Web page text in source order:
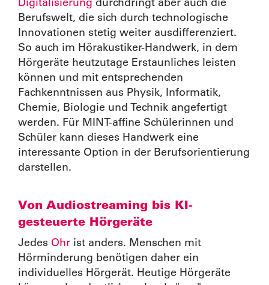
Berufswelt, die sich durch technologische
Innovationen stetig weiter ausdifferenziert.
So auch im Hörakustiker-Handwerk, in dem
Hörgeräte heutzutage Erstaunliches leisten
können und mit entsprechenden
Fachkenntnissen aus Physik, Informatik,
Chemie, Biologie und Technik angefertigt
werden. Für MINT-affine Schülerinnen und
Schüler kann dieses Handwerk eine
interessante Option in der Berufsorientierung
darstellen.
Von Audiostreaming bis KI-
gesteuerte Hörgeräte
Jedes Ohr ist anders. Menschen mit
Hörminderung benötigen daher ein
individuelles Hörgerät. Heutige Hörgeräte